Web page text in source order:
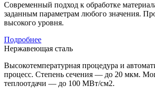
Современный подход к обработке
заданным параметрам любого значения.
высокого уровня.
Подробнее
Нержавеющая сталь
Высокотемпературная процедура и
процесс. Степень сечения — до 20 мкм.
теплоотдачи — до 100 МВт/см2.